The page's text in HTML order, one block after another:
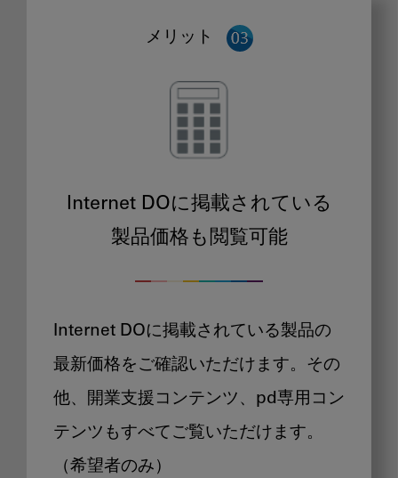
メリット
Internet DOに掲載されている
製品価格も閲覧可能
Internet DOに掲載されている製品の
最新価格をご確認いただけます。その
他、開業支援コンテンツ、pd専用コン
テンツもすべてご覧いただけます。
（希望者のみ）